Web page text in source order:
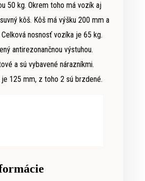
50 kg. Okrem toho má vozík aj
kôš. Kôš má výšku 200 mm a
nosnosť vozíka je 65 kg.
antirezonančnou výstuhou.
a sú vybavené nárazníkmi.
125 mm, z toho 2 sú brzdené.